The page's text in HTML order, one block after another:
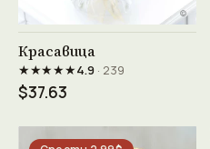
Виж продукта →
Красавица
★★★★★4.9· 239
$37.63